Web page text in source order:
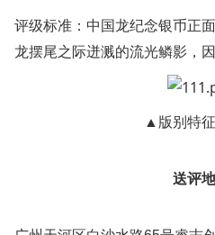
评级标准：中国龙纪念银币正
龙摆尾之际迸溅的流光鳞影，因
▲版别特
送评